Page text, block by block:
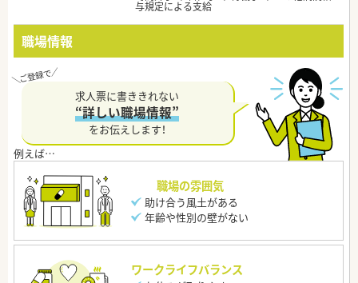
与規定による支給
職場情報
求人票に書ききれない
“詳しい職場情報”
をお伝えします！
職場の雰囲気
助け合う風土がある
年齢や性別の壁がない
ワークライフバランス